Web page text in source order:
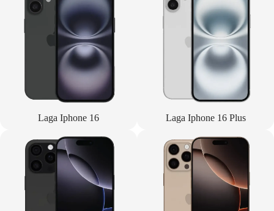
Laga Iphone 16 Laga Iphone 16 Plus